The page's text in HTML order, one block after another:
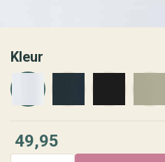
Kleur
49,95